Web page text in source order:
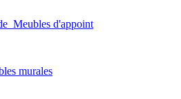
Meubles d'appoint
murales